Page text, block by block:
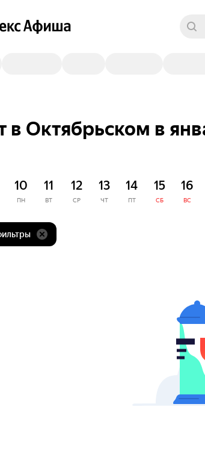
в Октябрьском в
10
ПН
11
ВТ
12
СР
13
ЧТ
14
ПТ
15
СБ
16
ВС